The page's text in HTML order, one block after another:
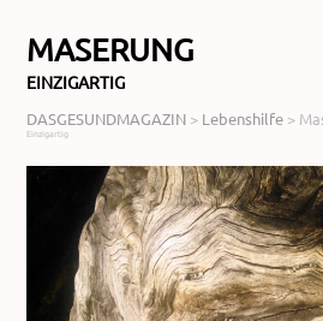
MASERUNG
EINZIGARTIG
DASGESUNDMAGAZIN > Lebenshilfe >
Einzigartig